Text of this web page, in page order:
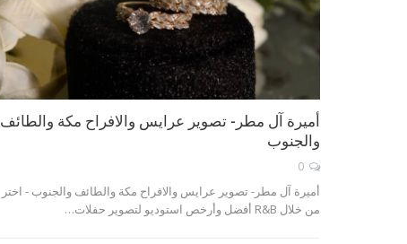
أميرة آل مطر- تصوير عرايس والافراح مكة والطائف
والجنوب
أميرة آل مطر- تصوير عرايس والافراح مكة والطائف والجنوب - اختر
من خلال R&B أفضل وأرخص استوديو لتصوير حفلات…